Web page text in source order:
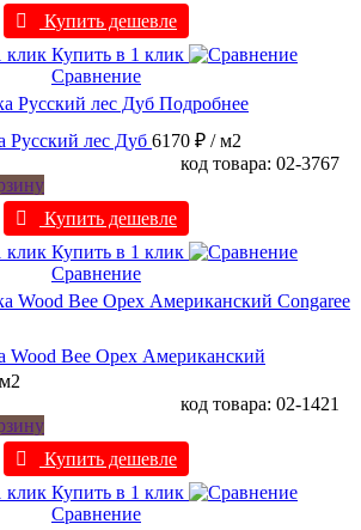
Купить дешевле
Купить в 1 клик
Сравнение
Подробнее
Русский лес Дуб 6170 ₽ / м2
код товара: 02-3767
Купить дешевле
Купить в 1 клик
Сравнение
Wood Bee Орех Американский
код товара: 02-1421
Купить дешевле
Купить в 1 клик
Сравнение